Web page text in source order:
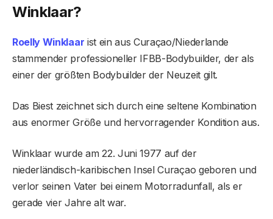
Winklaar?
Roelly Winklaar ist ein aus Curaçao/Niederlande
stammender professioneller IFBB-Bodybuilder, der als
einer der größten Bodybuilder der Neuzeit gilt.
Das Biest zeichnet sich durch eine seltene Kombination
aus enormer Größe und hervorragender Kondition aus.
Winklaar wurde am 22. Juni 1977 auf der
niederländisch-karibischen Insel Curaçao geboren und
verlor seinen Vater bei einem Motorradunfall, als er
gerade vier Jahre alt war.